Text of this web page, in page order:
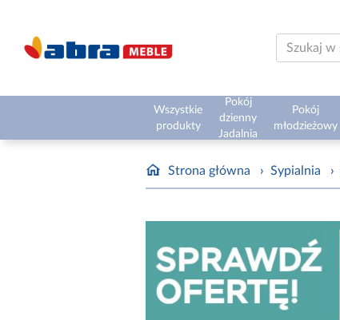
Wszystkie
produkty
Pokój
dzienny
Jadalnia
Pokój
młodzieżowy
Strona główna › Sypialnia ›